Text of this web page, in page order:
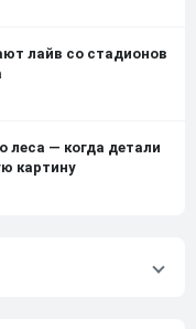
лайв со стадионов
леса — когда детали
картину